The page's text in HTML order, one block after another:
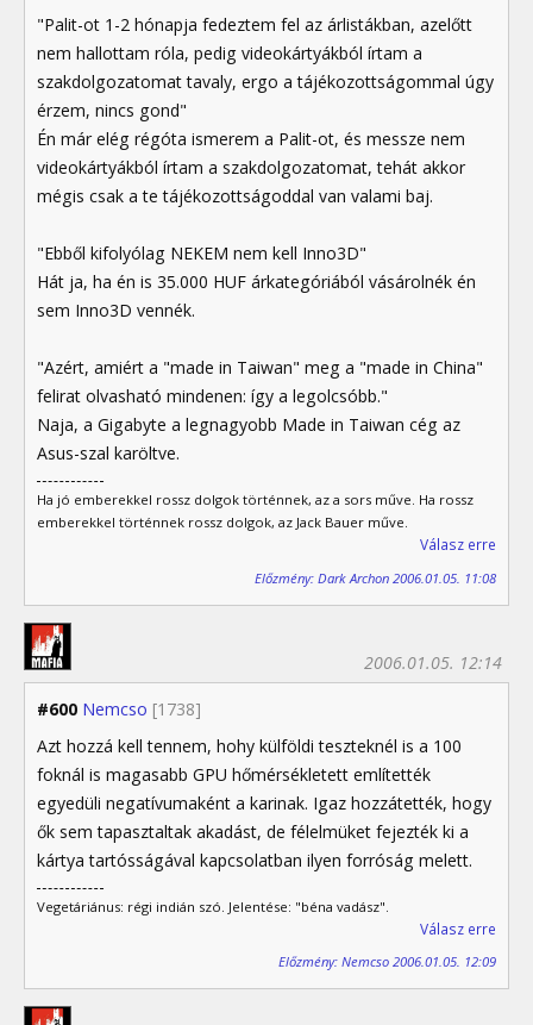
"Palit-ot 1-2 hónapja fedeztem fel az árlistákban, azelőtt
nem hallottam róla, pedig videokártyákból írtam a
szakdolgozatomat tavaly, ergo a tájékozottságommal úgy
érzem, nincs gond"
Én már elég régóta ismerem a Palit-ot, és messze nem
videokártyákból írtam a szakdolgozatomat, tehát akkor
mégis csak a te tájékozottságoddal van valami baj.
"Ebből kifolyólag NEKEM nem kell Inno3D"
Hát ja, ha én is 35.000 HUF árkategóriából vásárolnék én
sem Inno3D vennék.
"Azért, amiért a "made in Taiwan" meg a "made in China"
felirat olvasható mindenen: így a legolcsóbb."
Naja, a Gigabyte a legnagyobb Made in Taiwan cég az
Asus-szal karöltve.
Ha jó emberekkel rossz dolgok történnek, az a sors műve. Ha rossz
emberekkel történnek rossz dolgok, az Jack Bauer műve.
Válasz erre
Előzmény: Dark Archon 2006.01.05. 11:08
#600 Nemcso [1738]
2006.01.05. 12:14
Azt hozzá kell tennem, hohy külföldi teszteknél is a 100
foknál is magasabb GPU hőmérsékletett említették
egyedüli negatívumaként a karinak. Igaz hozzátették, hogy
ők sem tapasztaltak akadást, de félelmüket fejezték ki a
kártya tartósságával kapcsolatban ilyen forróság melett.
Vegetáriánus: régi indián szó. Jelentése: "béna vadász".
Válasz erre
Előzmény: Nemcso 2006.01.05. 12:09